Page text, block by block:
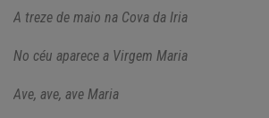
A treze de maio na Cova da Iria
No céu aparece a Virgem Maria
Ave, ave, ave Maria